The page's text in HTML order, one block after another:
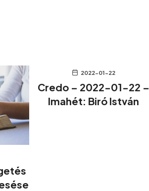
2022-01-22
Credo – 2022-01-22 –
Imahét: Biró István